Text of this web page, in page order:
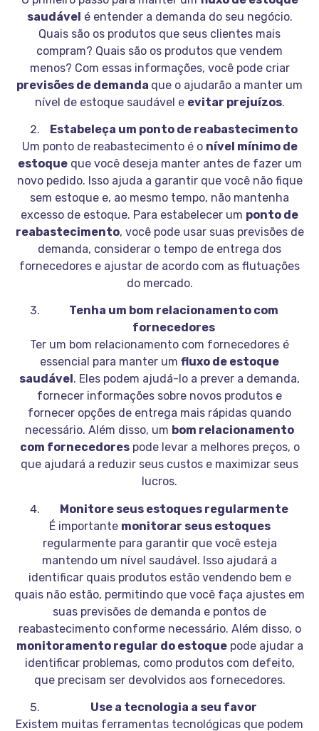
saudável é entender a demanda do seu negócio.
Quais são os produtos que seus clientes mais
compram? Quais são os produtos que vendem
menos? Com essas informações, você pode criar
previsões de demanda que o ajudarão a manter um
nível de estoque saudável e evitar prejuízos.
Estabeleça um ponto de reabastecimento
Um ponto de reabastecimento é o nível mínimo de
estoqueque você deseja manter antes de fazer um
novo pedido. Isso ajuda a garantir que você não fique
sem estoque e, ao mesmo tempo, não mantenha
excesso de estoque. Para estabelecer um ponto de
reabastecimento, você pode usar suas previsões de
demanda, considerar o tempo de entrega dos
fornecedores e ajustar de acordo com as flutuações
do mercado.
Tenha um bom relacionamento com
fornecedores
Ter um bom relacionamento com fornecedores é
essencial para manter um fluxo de estoque
saudável . Eles podem ajudá-lo a prever a demanda,
fornecer informações sobre novos produtos e
fornecer opções de entrega mais rápidas quando
necessário. Além disso, um bom relacionamento
com fornecedorespode levar a melhores preços, o
que ajudará a reduzir seus custos e maximizar seus
lucros.
Monitore seus estoques regularmente
É importante monitorar seus estoques
regularmente para garantir que você esteja
mantendo um nível saudável. Isso ajudará a
identificar quais produtos estão vendendo bem e
quais não estão, permitindo que você faça ajustes em
suas previsões de demanda e pontos de
reabastecimento conforme necessário. Além disso, o
monitoramento regular do estoquepode ajudar a
identificar problemas, como produtos com defeito,
que precisam ser devolvidos aos fornecedores.
Use a tecnologia a seu favor
Existem muitas ferramentas tecnológicas que podem